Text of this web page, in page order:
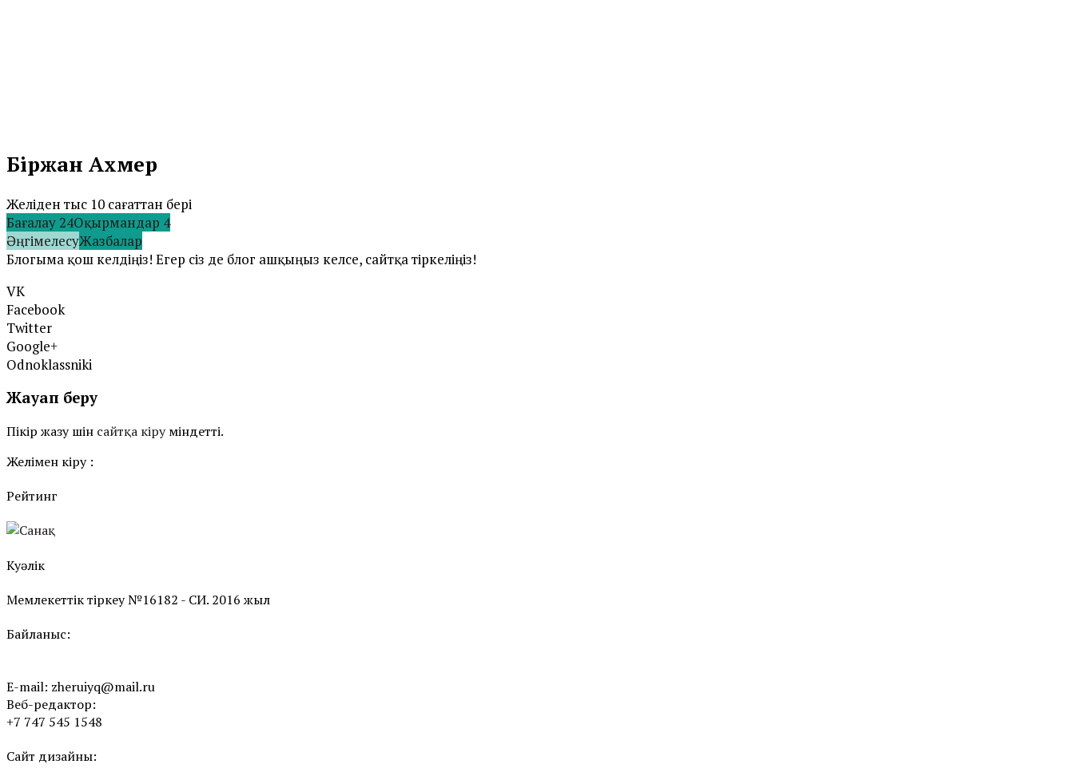
Бiржан Ахмер
Желіден тыс 10 сағаттан бері
Бағалау 24Оқырмандар 4
ӘңгімелесуЖазбалар
Блогыма қош келдіңіз! Егер сіз де блог ашқыңыз келсе, сайтқа тіркеліңіз!
VK
Facebook
Twitter
Google+
Odnoklassniki
Жауап беру
Пікір жазу үшін сайтқа кіруміндетті.
Желімен кіру :
Рейтинг
Куәлік
Мемлекеттік тіркеу №16182 - СИ. 2016 жыл
Байланыс:
E-mail: zheruiyq@mail.ru
Веб-редактор:
+7 747 545 1548
Сайт дизайны: